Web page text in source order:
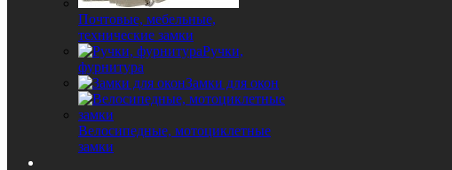
Почтовые, мебельные,
технические замки
Ручки,
фурнитура
Замки для окон
Велосипедные, мотоциклетные
замки